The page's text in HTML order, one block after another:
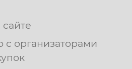
с организаторами